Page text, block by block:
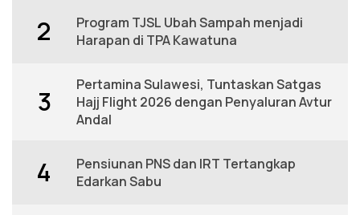
2
Program TJSL Ubah Sampah menjadi
Harapan di TPA Kawatuna
3
Pertamina Sulawesi, Tuntaskan Satgas
Hajj Flight 2026 dengan Penyaluran Avtur
Andal
4
Pensiunan PNS dan IRT Tertangkap
Edarkan Sabu